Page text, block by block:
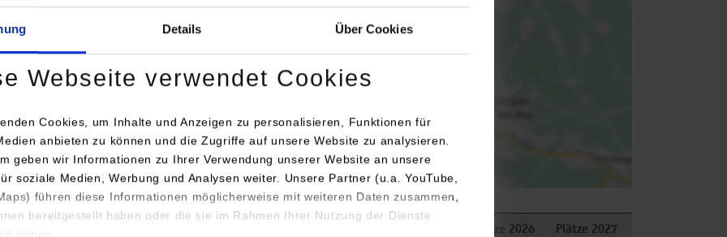
Details Über Cookies
Webseite verwendet Cookies
Cookies, um Inhalte und Anzeigen zu personalisieren, Funktionen für
anbieten zu können und die Zugriffe auf unsere Website zu analysieren.
geben wir Informationen zu Ihrer Verwendung unserer Website an unsere
soziale Medien, Werbung und Analysen weiter. Unsere Partner (u.a. YouTube,
führen diese Informationen möglicherweise mit weiteren Daten zusammen,
bereitgestellt haben oder die sie im Rahmen Ihrer Nutzung der Dienste
Informationen zumDatenschutz
Dauerhaft aktivieren Einmalig aktivieren
Plätze 2026 Plätze 2027